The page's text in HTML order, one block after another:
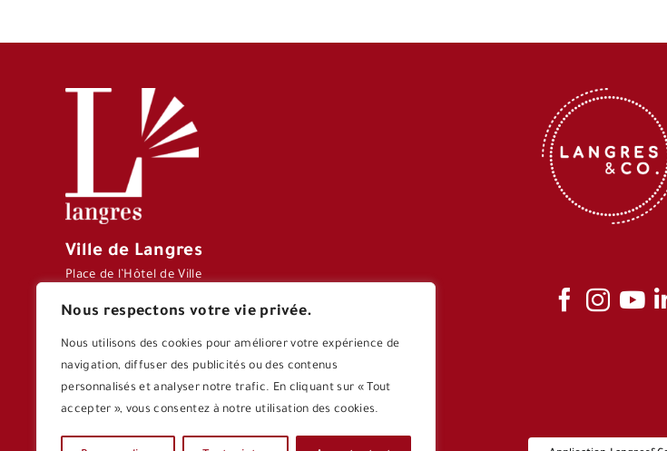
Nous respectons votre vie privée.
Nous utilisons des cookies pour améliorer votre expérience de
navigation, diffuser des publicités ou des contenus
personnalisés et analyser notre trafic. En cliquant sur « Tout
accepter », vous consentez à notre utilisation des cookies.
Ville de Langres
Place de l’Hôtel de Ville
LANGRES CEDEX